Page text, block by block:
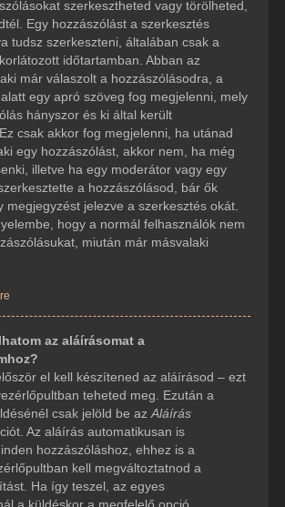
szerkesztheted vagy törölheted,
Egy hozzászólást a szerkesztés
tudsz szerkeszteni, általában csak a
időtartamban. Abban az
már válaszolt a hozzászólásodra, a
egy apró szöveg fog megjelenni, mely
hányszor és ki által került
csak akkor fog megjelenni, ha utánad
egy hozzászólást, akkor nem, ha még
illetve ha egy moderátor vagy egy
a hozzászólásod, bár ők
megjegyzést jelezve a szerkesztés okát.
hogy a normál felhasználók nem
miután már másvalaki
az aláírásomat a
el kell készítened az aláírásod – ezt
teheted meg. Ezután a
csak jelöld be az Aláírás
Az aláírás automatikusan is
hozzászóláshoz, ehhez is a
kell megváltoztatnod a
Ha így teszel, az egyes
a küldéskor a megfelelő opció